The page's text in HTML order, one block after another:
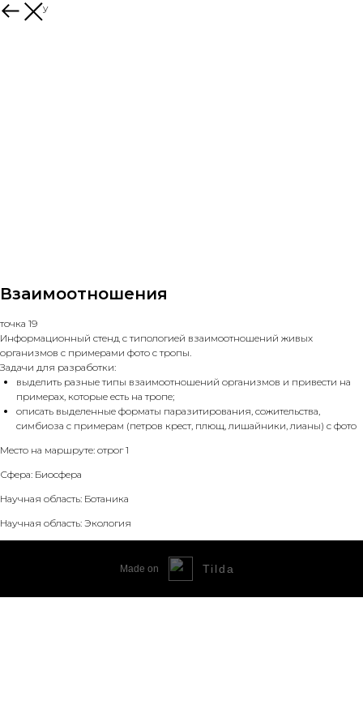
к каталогу
Взаимоотношения
точка 19
Информационный стенд с типологией взаимоотношений живых
организмов с примерами фото с тропы.
Задачи для разработки:
выделить разные типы взаимоотношений организмов и привести на
примерах, которые есть на тропе;
описать выделенные форматы паразитирования, сожительства,
симбиоза с примерам (петров крест, плющ, лишайники, лианы) с фото
Место на маршруте: отрог 1
Сфера: Биосфера
Научная область: Ботаника
Научная область: Экология
Made on Tilda